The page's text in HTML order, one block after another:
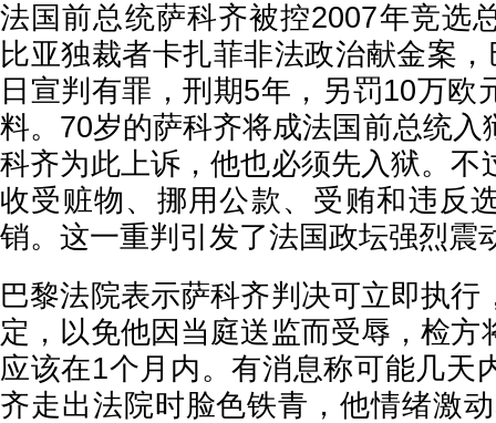
法国前总统萨科齐被控2007年竞选
比亚独裁者卡扎菲非法政治献金案
日宣判有罪，刑期5年，另罚10万欧
料。70岁的萨科齐将成法国前总统入
科齐为此上诉，他也必须先入狱。不
收受赃物、挪用公款、受贿和违反
销。这一重判引发了法国政坛强烈震
巴黎法院表示萨科齐判决可立即执行
定，以免他因当庭送监而受辱，检方
应该在1个月内。有消息称可能几天
齐走出法院时脸色铁青，他情绪激